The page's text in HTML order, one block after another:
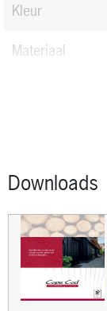
Kleur
Materiaal
Downloads